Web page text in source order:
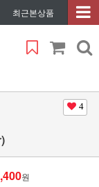
최근본상품
4
원